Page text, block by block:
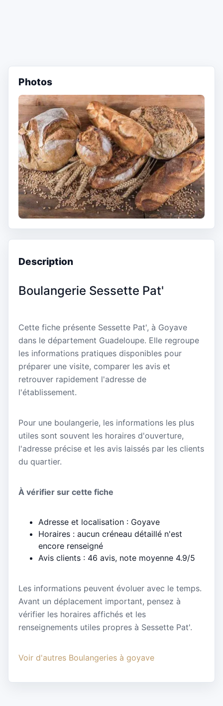
Photos
Description
Boulangerie Sessette Pat'
Cette fiche présente Sessette Pat', à Goyave
dans le département Guadeloupe. Elle regroupe
les informations pratiques disponibles pour
préparer une visite, comparer les avis et
retrouver rapidement l'adresse de
l'établissement.
Pour une boulangerie, les informations les plus
utiles sont souvent les horaires d'ouverture,
l'adresse précise et les avis laissés par les clients
du quartier.
À vérifier sur cette fiche
Adresse et localisation : Goyave
Horaires : aucun créneau détaillé n'est
encore renseigné
Avis clients : 46 avis, note moyenne 4.9/5
Les informations peuvent évoluer avec le temps.
Avant un déplacement important, pensez à
vérifier les horaires affichés et les
renseignements utiles propres à Sessette Pat'.
Voir d'autres Boulangeries à goyave